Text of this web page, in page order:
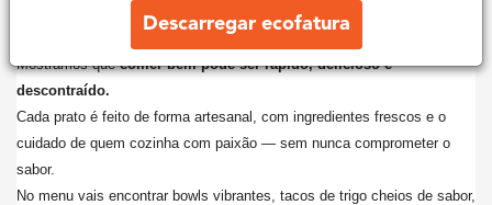
Na Allways, o equilíbrio entre saúde e sabor ganha um novo significado.
Mostramos quecomer bem pode ser rápido, delicioso e
descontraído.
Cada prato é feito de forma artesanal, com ingredientes frescos e o
cuidado de quem cozinha com paixão — sem nunca comprometer o
sabor.
No menu vais encontrar bowls vibrantes, tacos de trigo cheios de sabor,
Descarregar ecofatura